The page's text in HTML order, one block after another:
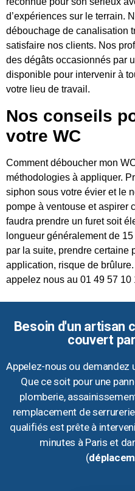
d’expériences sur le terrain.
débouchage de canalisation
satisfaire nos clients. Nos
des dégâts occasionnés par
disponible pour intervenir à
votre lieu de travail.
Nos conseils
votre WC
Comment déboucher mon
méthodologies à appliquer.
siphon sous votre évier et le
pompe à ventouse et aspirer
faudra prendre un furet soit
longueur généralement de
par la suite, prendre certaine
application, risque de
appelez nous au 01 49 57 10
Besoin d'un artisan
couvert
Appelez-nous ou demandez
Que ce soit pour une
plomberie,
remplacement de
qualifiés est prête à
minutes à Paris et
(